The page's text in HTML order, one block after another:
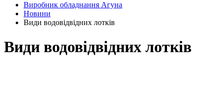
Виробник обладнання Агуна
Новини
Види водовідвідних лотків
Види водовідвідних лотків